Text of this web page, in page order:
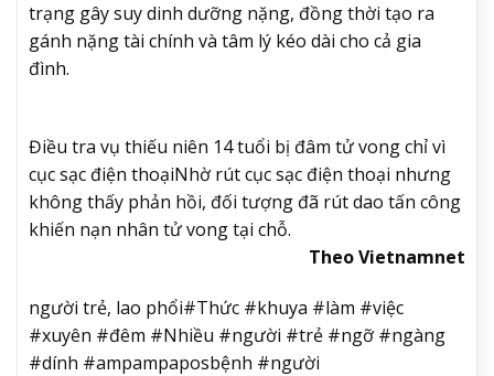
trạng gây suy dinh dưỡng nặng, đồng thời tạo ra
gánh nặng tài chính và tâm lý kéo dài cho cả gia
đình.
Điều tra vụ thiếu niên 14 tuổi bị đâm tử vong chỉ vì
cục sạc điện thoạiNhờ rút cục sạc điện thoại nhưng
không thấy phản hồi, đối tượng đã rút dao tấn công
khiến nạn nhân tử vong tại chỗ.
Theo Vietnamnet
người trẻ, lao phổi#Thức #khuya #làm #việc
#xuyên #đêm #Nhiều #người #trẻ #ngỡ #ngàng
#dính #ampampaposbệnh #người